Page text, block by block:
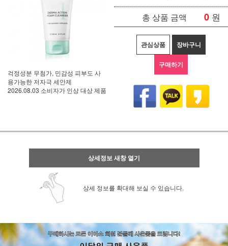
걱정성분 무첨가, 민감성 피부도 사
용가능한 저자극 세안제
2026.08.03 소비자가 인상 대상 제품
총 상품 금액 0 원
관심상품 장바구니
구매하기
상세정보 새창 열기
상세 정보를 확대해 보실 수 있습니다.